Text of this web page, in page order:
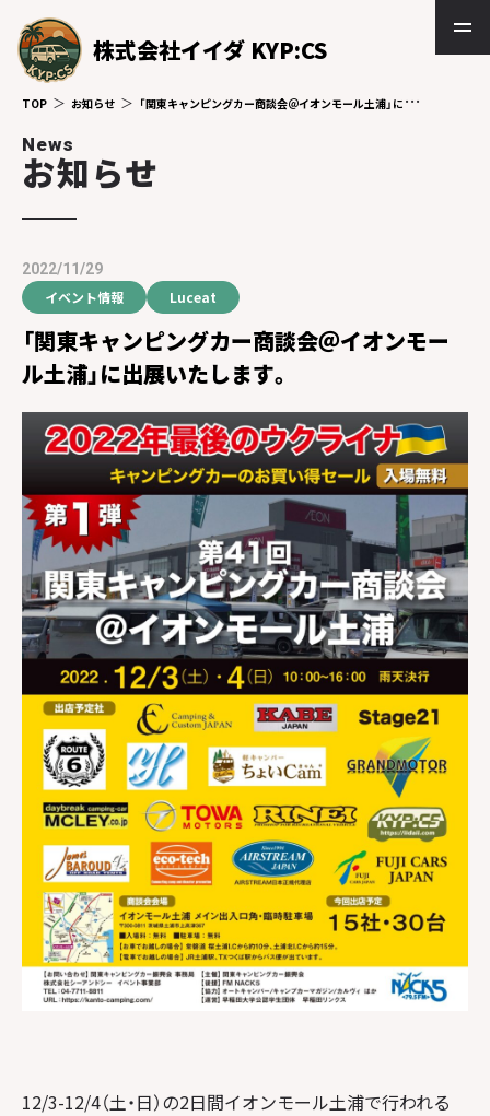
株式会社イイダ KYP:CS
TOP お知らせ 「関東キャンピングカー商談会＠イオンモール土浦」に出展いたします。
News
お知らせ
2022/11/29
イベント情報 Luceat
「関東キャンピングカー商談会＠イオンモー
ル土浦」に出展いたします。
12/3-12/4（土・日）の2日間イオンモール土浦で行われる